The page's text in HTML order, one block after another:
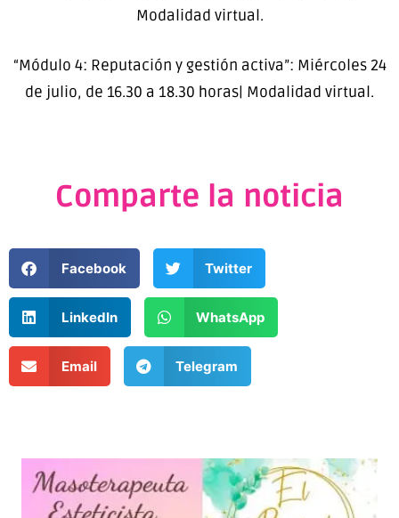
Modalidad virtual.
“Módulo 4: Reputación y gestión activa”: Miércoles 24
de julio, de 16.30 a 18.30 horas| Modalidad virtual.
Comparte la noticia
Facebook Twitter
LinkedIn WhatsApp
Email Telegram